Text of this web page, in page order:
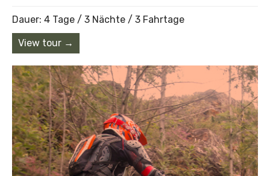
Dauer: 4 Tage / 3 Nächte / 3 Fahrtage
View tour →